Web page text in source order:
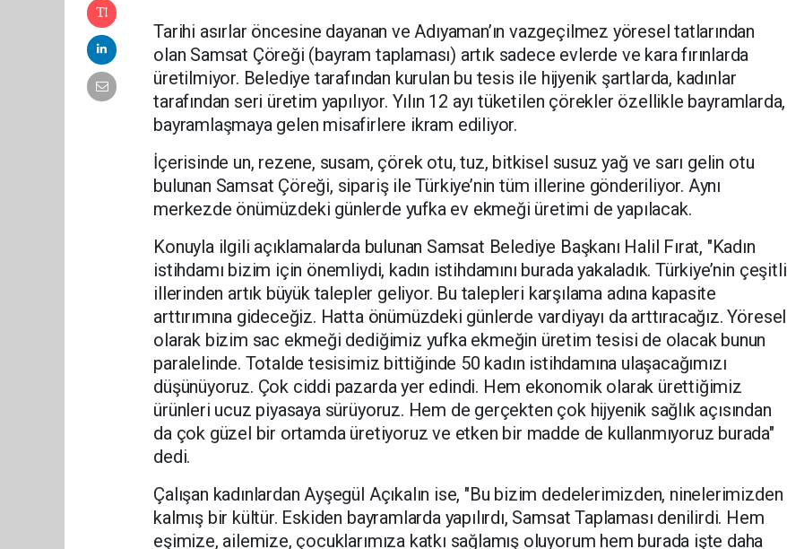
Tarihi asırlar öncesine dayanan ve Adıyaman’ın vazgeçilmez yöresel tatlarından
olan Samsat Çöreği (bayram taplaması) artık sadece evlerde ve kara fırınlarda
üretilmiyor. Belediye tarafından kurulan bu tesis ile hijyenik şartlarda, kadınlar
tarafından seri üretim yapılıyor. Yılın 12 ayı tüketilen çörekler özellikle bayramlarda,
bayramlaşmaya gelen misafirlere ikram ediliyor.
İçerisinde un, rezene, susam, çörek otu, tuz, bitkisel susuz yağ ve sarı gelin otu
bulunan Samsat Çöreği, sipariş ile Türkiye’nin tüm illerine gönderiliyor. Aynı
merkezde önümüzdeki günlerde yufka ev ekmeği üretimi de yapılacak.
Konuyla ilgili açıklamalarda bulunan Samsat Belediye Başkanı Halil Fırat, "Kadın
istihdamı bizim için önemliydi, kadın istihdamını burada yakaladık. Türkiye’nin çeşitli
illerinden artık büyük talepler geliyor. Bu talepleri karşılama adına kapasite
arttırımına gideceğiz. Hatta önümüzdeki günlerde vardiyayı da arttıracağız. Yöresel
olarak bizim sac ekmeği dediğimiz yufka ekmeğin üretim tesisi de olacak bunun
paralelinde. Totalde tesisimiz bittiğinde 50 kadın istihdamına ulaşacağımızı
düşünüyoruz. Çok ciddi pazarda yer edindi. Hem ekonomik olarak ürettiğimiz
ürünleri ucuz piyasaya sürüyoruz. Hem de gerçekten çok hijyenik sağlık açısından
da çok güzel bir ortamda üretiyoruz ve etken bir madde de kullanmıyoruz burada"
dedi.
Çalışan kadınlardan Ayşegül Açıkalın ise, "Bu bizim dedelerimizden, ninelerimizden
kalmış bir kültür. Eskiden bayramlarda yapılırdı, Samsat Taplaması denilirdi. Hem
eşimize, ailemize, çocuklarımıza katkı sağlamış oluyorum hem burada işte daha